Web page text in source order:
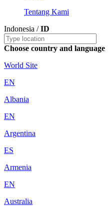
Tentang Kami
Indonesia /ID
Choose country and language
World Site
EN
Albania
EN
Argentina
ES
Armenia
EN
Australia